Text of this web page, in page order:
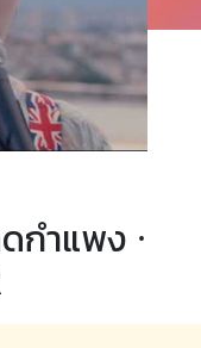
กำแพง ·